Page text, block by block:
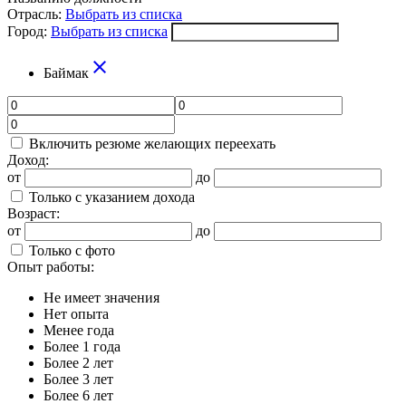
Отрасль: Выбрать из списка
Город: Выбрать из списка
Баймак close
Включить резюме желающих переехать
Доход:
от
до
Только с указанием дохода
Возраст:
от
до
Только с фото
Опыт работы:
Не имеет значения
Нет опыта
Менее года
Более 1 года
Более 2 лет
Более 3 лет
Более 6 лет